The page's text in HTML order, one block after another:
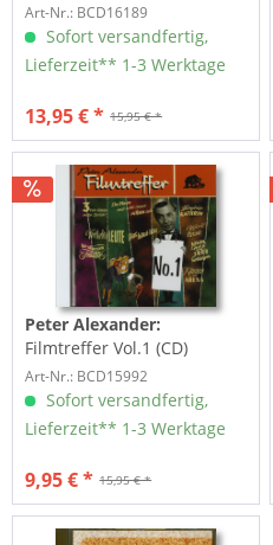
Art-Nr.: BCD16189
Sofort versandfertig,
Lieferzeit** 1-3 Werktage
15,95 € *
13,95 € *
Peter Alexander:
Filmtreffer Vol.1 (CD)
Art-Nr.: BCD15992
Sofort versandfertig,
Lieferzeit** 1-3 Werktage
15,95 € *
9,95 € *